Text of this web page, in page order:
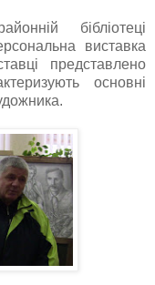
бібліотеці
виставка
представлено
основні